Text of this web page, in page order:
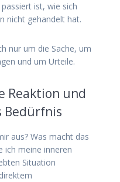
ist, wie sich
nicht gehandelt hat.
nur um die Sache, um
und um Urteile.
Reaktion und
aus? Was macht das
ich meine inneren
Situation